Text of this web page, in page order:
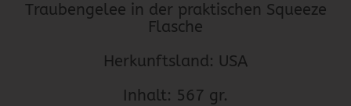
Traubengelee in der praktischen Squeeze
Flasche
Herkunftsland: USA
Inhalt: 567 gr.